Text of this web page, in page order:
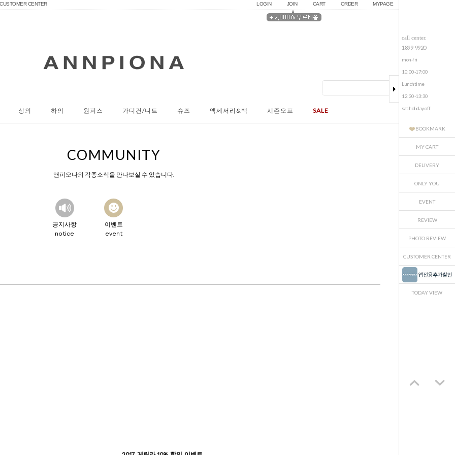
CUSTOMER CENTER LOGIN JOIN CART ORDER MYPAGE
상의 하의 원피스 가디건/니트 슈즈 액세서리&백 시즌오프 SALE
call center.
1899-9920
mon-fri
10:00-17:00
Lunchtime
12:30-13:30
sat.holiday off
BOOKMARK
MY CART
DELIVERY
ONLY YOU
EVENT
REVIEW
PHOTO REVIEW
CUSTOMER CENTER
TODAY VIEW
COMMUNITY
앤피오나의 각종소식을 만나보실 수 있습니다.
공지사항
notice
이벤트
event